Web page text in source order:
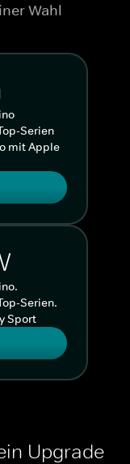
Wahl
Serien
mit Apple
Serien.
Sport
Upgrade